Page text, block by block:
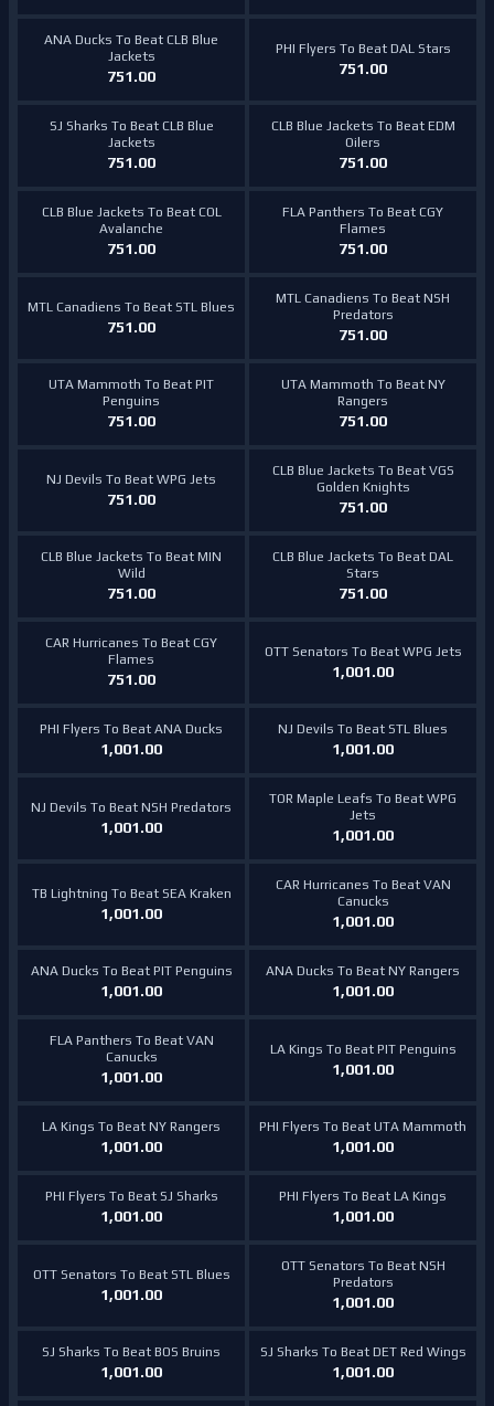
ANA Ducks To Beat CLB Blue
Jackets
751.00
PHI Flyers To Beat DAL Stars
751.00
SJ Sharks To Beat CLB Blue
Jackets
751.00
CLB Blue Jackets To Beat EDM
Oilers
751.00
CLB Blue Jackets To Beat COL
Avalanche
751.00
FLA Panthers To Beat CGY
Flames
751.00
MTL Canadiens To Beat STL Blues
751.00
MTL Canadiens To Beat NSH
Predators
751.00
UTA Mammoth To Beat PIT
Penguins
751.00
UTA Mammoth To Beat NY
Rangers
751.00
NJ Devils To Beat WPG Jets
751.00
CLB Blue Jackets To Beat VGS
Golden Knights
751.00
CLB Blue Jackets To Beat MIN
Wild
751.00
CLB Blue Jackets To Beat DAL
Stars
751.00
CAR Hurricanes To Beat CGY
Flames
751.00
OTT Senators To Beat WPG Jets
1,001.00
PHI Flyers To Beat ANA Ducks
1,001.00
NJ Devils To Beat STL Blues
1,001.00
NJ Devils To Beat NSH Predators
1,001.00
TOR Maple Leafs To Beat WPG
Jets
1,001.00
TB Lightning To Beat SEA Kraken
1,001.00
CAR Hurricanes To Beat VAN
Canucks
1,001.00
ANA Ducks To Beat PIT Penguins
1,001.00
ANA Ducks To Beat NY Rangers
1,001.00
FLA Panthers To Beat VAN
Canucks
1,001.00
LA Kings To Beat PIT Penguins
1,001.00
LA Kings To Beat NY Rangers
1,001.00
PHI Flyers To Beat UTA Mammoth
1,001.00
PHI Flyers To Beat SJ Sharks
1,001.00
PHI Flyers To Beat LA Kings
1,001.00
OTT Senators To Beat STL Blues
1,001.00
OTT Senators To Beat NSH
Predators
1,001.00
SJ Sharks To Beat BOS Bruins
1,001.00
SJ Sharks To Beat DET Red Wings
1,001.00